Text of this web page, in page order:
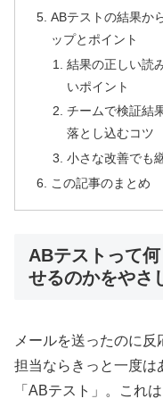
ABテストの結果か
ップとポイント
結果の正しい読
いポイント
チームで検証結
落とし込むコツ
小さな改善でも
この記事のまとめ
ABテストって
せるのかをやさ
メールを送ったのに
担当ならきっと一度は
「ABテスト」。これ